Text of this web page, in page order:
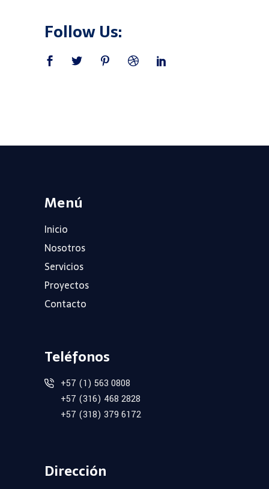
Follow Us:
Menú
Inicio
Nosotros
Servicios
Proyectos
Contacto
Teléfonos
+57 (1) 563 0808
+57 (316) 468 2828
+57 (318) 379 6172
Dirección